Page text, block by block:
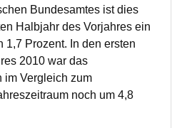
Bundesamtes ist dies
Halbjahr des Vorjahres ein
1,7 Prozent. In den ersten
2010 war das
im Vergleich zum
noch um 4,8